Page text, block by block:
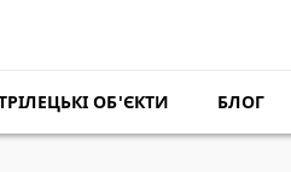
ОБ'ЄКТИ БЛОГ